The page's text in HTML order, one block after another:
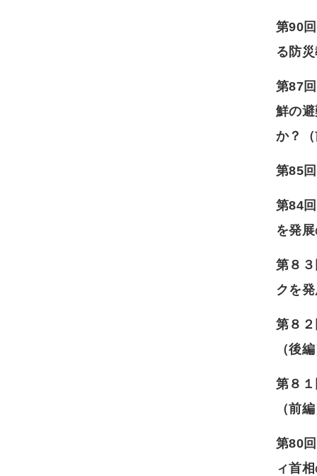
第90
る防
第87
鮮の
か？
第85
第84
を発
第８
クを
第８
（後
第８
（前
第80
ィ首